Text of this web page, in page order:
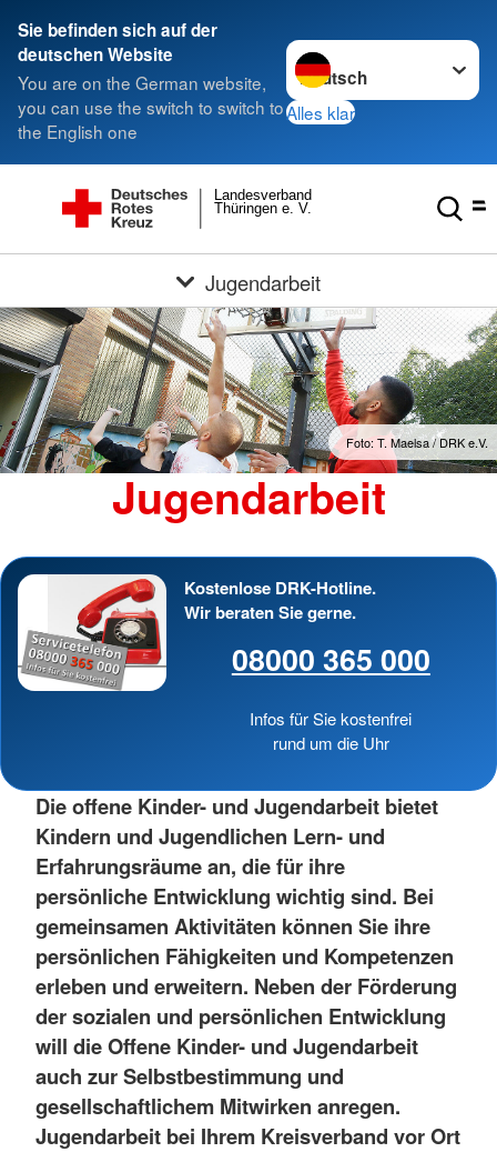
Sie befinden sich auf der
deutschen Website
You are on the German website,
you can use the switch to switch to
the English one
Sprache wechseln zu
Alles klar
Thüringen e. V.
Landesverband
Jugendarbeit
Foto: T. Maelsa / DRK e.V.
Jugendarbeit
Kostenlose DRK-Hotline.
Wir beraten Sie gerne.
08000 365 000
Infos für Sie kostenfrei
rund um die Uhr
Die offene Kinder- und Jugendarbeit bietet
Kindern und Jugendlichen Lern- und
Erfahrungsräume an, die für ihre
persönliche Entwicklung wichtig sind. Bei
gemeinsamen Aktivitäten können Sie ihre
persönlichen Fähigkeiten und Kompetenzen
erleben und erweitern. Neben der Förderung
der sozialen und persönlichen Entwicklung
will die Offene Kinder- und Jugendarbeit
auch zur Selbstbestimmung und
gesellschaftlichem Mitwirken anregen.
Jugendarbeit bei Ihrem Kreisverband vor Ort